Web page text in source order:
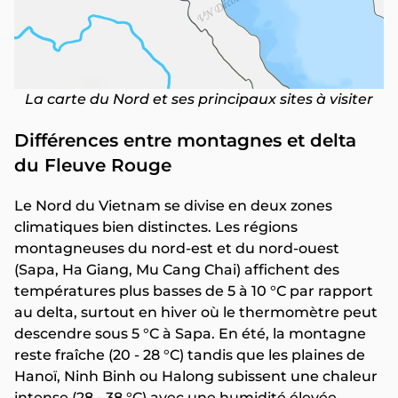
La carte du Nord et ses principaux sites à visiter
Différences entre montagnes et delta
du Fleuve Rouge
Le Nord du Vietnam se divise en deux zones
climatiques bien distinctes. Les régions
montagneuses du nord-est et du nord-ouest
(Sapa, Ha Giang, Mu Cang Chai) affichent des
températures plus basses de 5 à 10 °C par rapport
au delta, surtout en hiver où le thermomètre peut
descendre sous 5 °C à Sapa. En été, la montagne
reste fraîche (20 - 28 °C) tandis que les plaines de
Hanoï, Ninh Binh ou Halong subissent une chaleur